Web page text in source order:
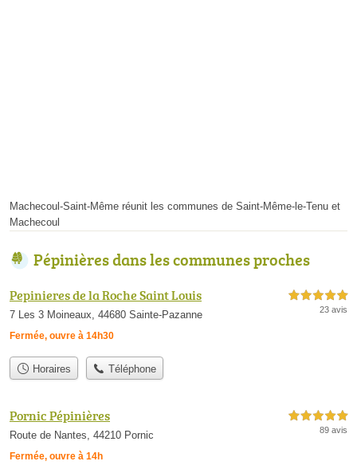
Machecoul-Saint-Même réunit les communes de Saint-Même-le-Tenu et
Machecoul
Pépinières dans les communes proches
Pepinieres de la Roche Saint Louis
7 Les 3 Moineaux, 44680 Sainte-Pazanne
Fermée, ouvre à 14h30
5,0 étoiles sur 5
23 avis
Horaires Téléphone
Pornic Pépinières
Route de Nantes, 44210 Pornic
Fermée, ouvre à 14h
5,0 étoiles sur 5
89 avis